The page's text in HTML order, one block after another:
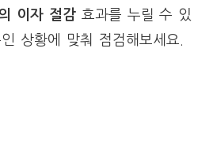
이자 절감 효과를 누릴 수 있
상황에 맞춰 점검해보세요.